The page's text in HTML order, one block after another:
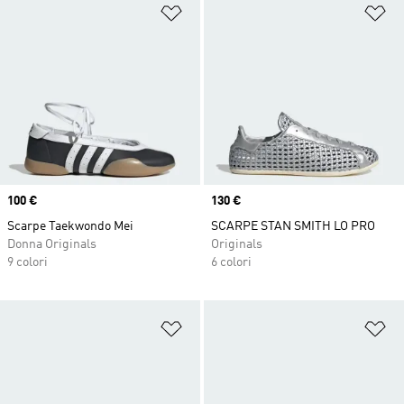
Aggiungi alla lista dei desideri
Price
100 €
Scarpe Taekwondo Mei
Donna Originals
9 colori
Price
130 €
SCARPE STAN SMITH LO PRO
Originals
6 colori
Aggiungi alla lista dei desideri